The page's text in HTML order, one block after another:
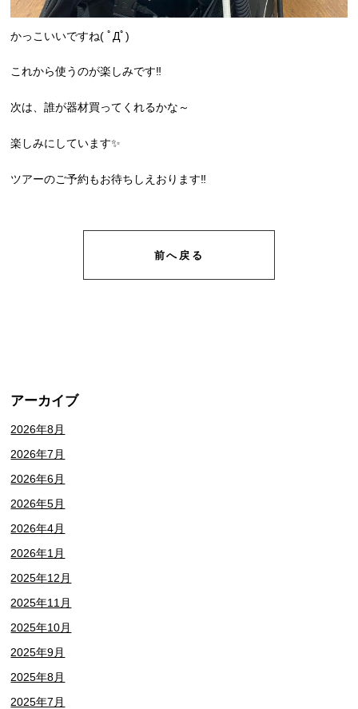
かっこいいですね( ﾟДﾟ)
これから使うのが楽しみです‼
次は、誰が器材買ってくれるかな～
楽しみにしています✨
ツアーのご予約もお待ちしえおります‼
前へ戻る
アーカイブ
2026年8月
2026年7月
2026年6月
2026年5月
2026年4月
2026年1月
2025年12月
2025年11月
2025年10月
2025年9月
2025年8月
2025年7月